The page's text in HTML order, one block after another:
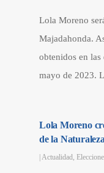
Lola Moreno
Majadahonda.
obtenidos en
mayo de 2023.
Lola Moreno
de la
|Actualidad,